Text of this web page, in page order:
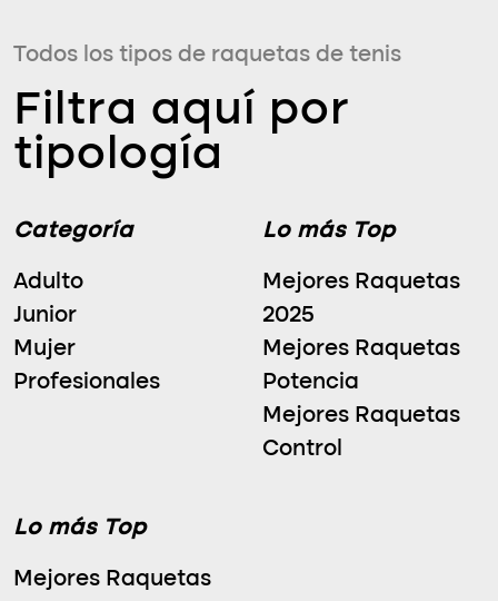
Todos los tipos de raquetas de tenis
Filtra aquí por
tipología
Categoría
Adulto
Junior
Mujer
Profesionales
Lo más Top
Mejores Raquetas
2025
Mejores Raquetas
Potencia
Mejores Raquetas
Control
Lo más Top
Mejores Raquetas